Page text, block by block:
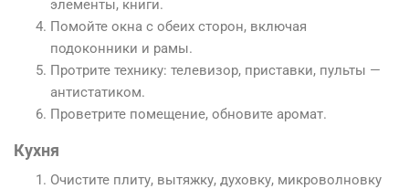
элементы, книги.
Помойте окна с обеих сторон, включая
подоконники и рамы.
Протрите технику: телевизор, приставки, пульты —
антистатиком.
Проветрите помещение, обновите аромат.
Кухня
Очистите плиту, вытяжку, духовку, микроволновку